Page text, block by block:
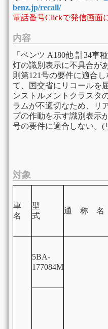
benz.jp/recall/
電話番号Clickで発信画面
内容
「ベンツ A180他 計34車
灯の識別表示に不具合が
則第121号の要件に適合し
て、国交省にリコールを
ンストルメントクラスタ
ラムが不適切なため、リ
プの作動を示す識別表示
号の要件に適合しない。(
対象
車
名
型
式
通 称 名
5BA-
177084M